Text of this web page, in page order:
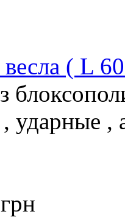
весла ( L
ударные ,